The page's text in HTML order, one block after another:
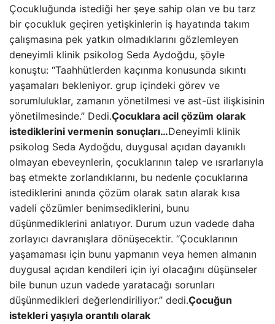
Çocukluğunda istediği her şeye sahip olan ve bu tarz
bir çocukluk geçiren yetişkinlerin iş hayatında takım
çalışmasına pek yatkın olmadıklarını gözlemleyen
deneyimli klinik psikolog Seda Aydoğdu, şöyle
konuştu: “Taahhütlerden kaçınma konusunda sıkıntı
yaşamaları bekleniyor. grup içindeki görev ve
sorumluluklar, zamanın yönetilmesi ve ast-üst ilişkisinin
yönetilmesinde.” Dedi.Çocuklara acil çözüm olarak
istediklerini vermenin sonuçları…Deneyimli klinik
psikolog Seda Aydoğdu, duygusal açıdan dayanıklı
olmayan ebeveynlerin, çocuklarının talep ve ısrarlarıyla
baş etmekte zorlandıklarını, bu nedenle çocuklarına
istediklerini anında çözüm olarak satın alarak kısa
vadeli çözümler benimsediklerini, bunu
düşünmediklerini anlatıyor. Durum uzun vadede daha
zorlayıcı davranışlara dönüşecektir. “Çocuklarının
yaşamaması için bunu yapmanın veya hemen almanın
duygusal açıdan kendileri için iyi olacağını düşünseler
bile bunun uzun vadede yaratacağı sorunları
düşünmedikleri değerlendiriliyor.” dedi.Çocuğun
istekleri yaşıyla orantılı olarak